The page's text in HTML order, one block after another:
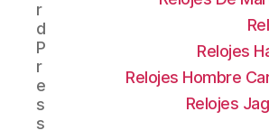
r
d
P
r
e
s
s
Relojes
Relojes Hombre
Relojes